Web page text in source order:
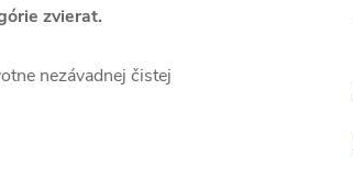
zvierat.
nezávadnej čistej